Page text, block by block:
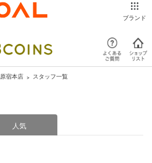
ブランド
原宿本店 スタッフ一覧
人気